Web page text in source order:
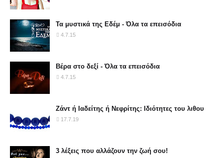
Τα μυστικά της Εδέμ - Όλα τα επεισόδια
4.7.15
Βέρα στο δεξί - Όλα τα επεισόδια
4.7.15
Ζάντ ή Ιαδείτης ή Νεφρίτης: Ιδιότητες του λιθου
17.7.19
3 λέξεις που αλλάζουν την ζωή σου!